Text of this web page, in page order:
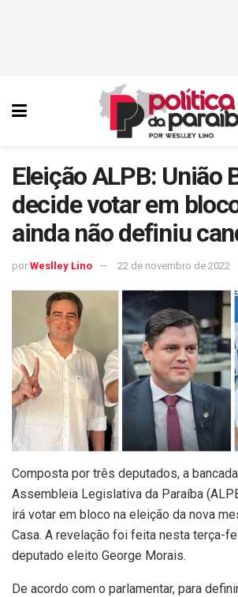
Eleição ALPB: União
decide votar em
ainda não definiu
por Weslley Lino 22 de novembro de 2022
Composta por três deputados, a
Assembleia Legislativa da Paraíba
irá votar em bloco na eleição da nova
Casa. A revelação foi feita nesta terça-
deputado eleito George Morais.
De acordo com o parlamentar, para